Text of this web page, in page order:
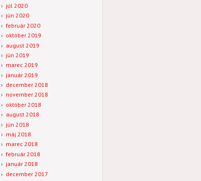
júl 2020
jún 2020
február 2020
október 2019
august 2019
jún 2019
marec 2019
január 2019
december 2018
november 2018
október 2018
august 2018
jún 2018
máj 2018
marec 2018
február 2018
január 2018
december 2017